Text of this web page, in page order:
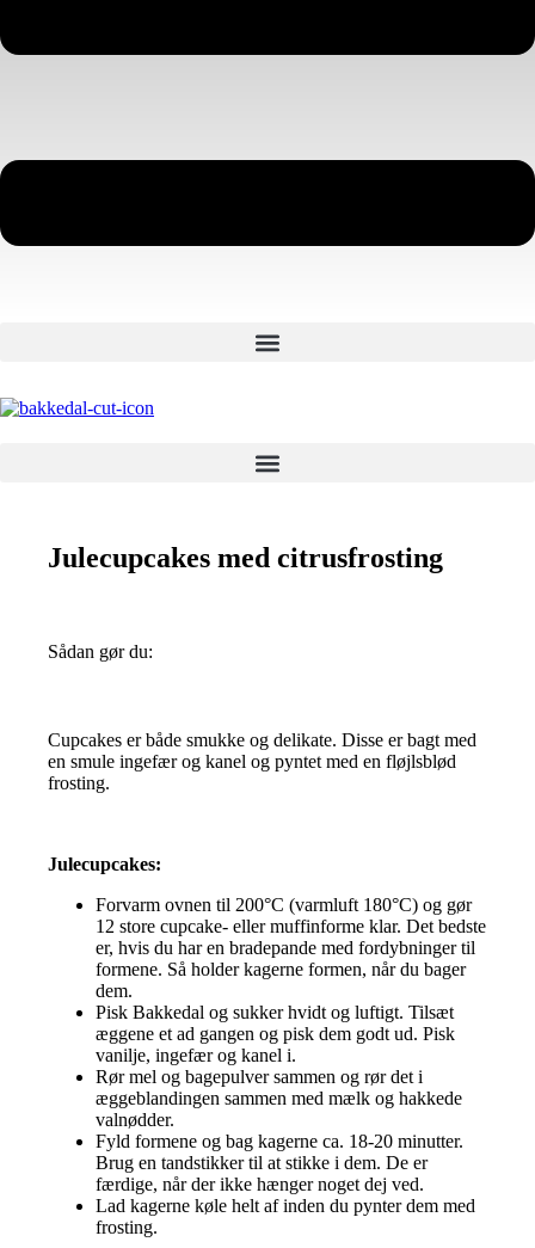
Julecupcakes med citrusfrosting
Sådan gør du:
Cupcakes er både smukke og delikate. Disse er bagt med
en smule ingefær og kanel og pyntet med en fløjlsblød
frosting.
Julecupcakes:
Forvarm ovnen til 200°C (varmluft 180°C) og gør
12 store cupcake- eller muffinforme klar. Det bedste
er, hvis du har en bradepande med fordybninger til
formene. Så holder kagerne formen, når du bager
dem.
Pisk Bakkedal og sukker hvidt og luftigt. Tilsæt
æggene et ad gangen og pisk dem godt ud. Pisk
vanilje, ingefær og kanel i.
Rør mel og bagepulver sammen og rør det i
æggeblandingen sammen med mælk og hakkede
valnødder.
Fyld formene og bag kagerne ca. 18-20 minutter.
Brug en tandstikker til at stikke i dem. De er
færdige, når der ikke hænger noget dej ved.
Lad kagerne køle helt af inden du pynter dem med
frosting.